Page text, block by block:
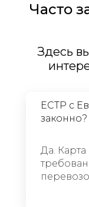
Часто
Здесь
ЕСТР с
законно?​​​​​​​
Да. Карта